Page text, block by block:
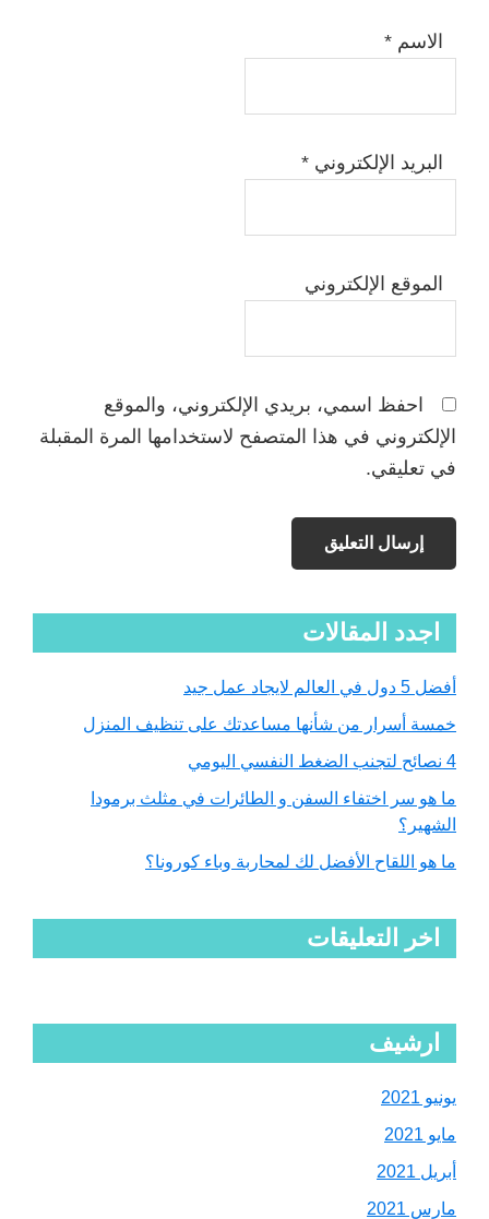
الاسم *
البريد الإلكتروني *
الموقع الإلكتروني
احفظ اسمي، بريدي الإلكتروني، والموقع
الإلكتروني في هذا المتصفح لاستخدامها المرة المقبلة
في تعليقي.
Primary
اجدد المقالات
أفضل 5 دول في العالم لايجاد عمل جيد
خمسة أسرار من شأنها مساعدتك على تنظيف المنزل
4 نصائح لتجنب الضغط النفسي اليومي
ما هو سر اختفاء السفن و الطائرات في مثلث برمودا
الشهير؟
ما هو اللقاح الأفضل لك لمحاربة وباء كورونا؟
اخر التعليقات
ارشيف
يونيو 2021
مايو 2021
أبريل 2021
مارس 2021